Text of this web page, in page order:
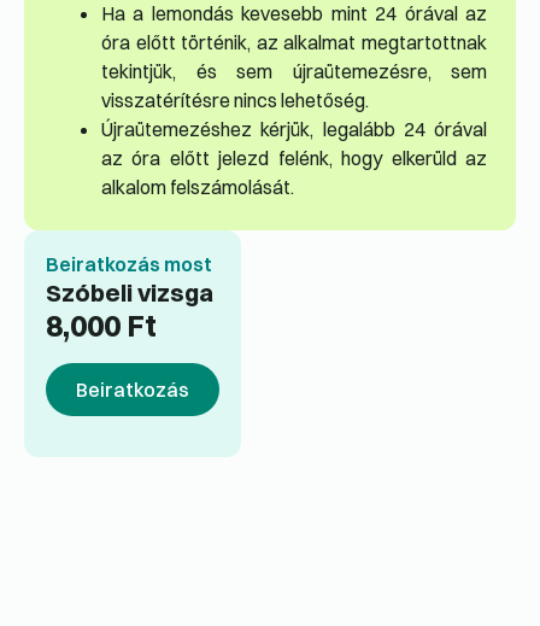
Ha a lemondás kevesebb mint 24 órával az
óra előtt történik, az alkalmat megtartottnak
tekintjük, és sem újraütemezésre, sem
visszatérítésre nincs lehetőség.
Újraütemezéshez kérjük, legalább 24 órával
az óra előtt jelezd felénk, hogy elkerüld az
alkalom felszámolását.
Beiratkozás most
Szóbeli vizsga
8,000 Ft
Beiratkozás